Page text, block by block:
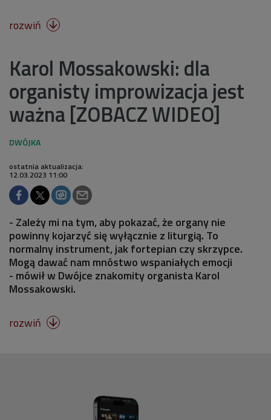
rozwiń 
Karol Mossakowski: dla
organisty improwizacja jest
ważna [ZOBACZ WIDEO]
ostatnia aktualizacja:
12.03.2023 11:00
- Zależy mi na tym, aby pokazać, że organy nie
powinny kojarzyć się wyłącznie z liturgią. To
normalny instrument, jak fortepian czy skrzypce.
Mogą dawać nam mnóstwo wspaniałych emocji
- mówił w Dwójce znakomity organista Karol
Mossakowski.
rozwiń 